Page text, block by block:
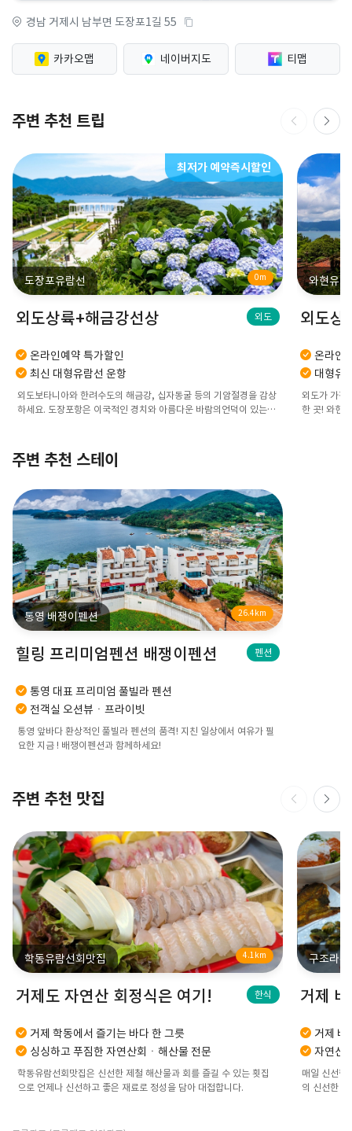
경남 거제시 남부면 도장포1길 55
카카오맵 네이버지도 티맵
주변 추천 트립
최저가 예약즉시할인
도장포유람선 0m
외도상륙+해금강선상 외도
온라인예약 특가할인
최신 대형유람선 운항
외도보타니아와 한려수도의 해금강, 십자동굴 등의 기암절경을 감상
하세요. 도장포항은 이국적인 경치와 아름다운 바람의언덕이 있는
와현유람
외도상
온라인
대형유
외도가 가장
한 곳! 와현
주변 추천 스테이
통영 배쟁이펜션 26.4km
힐링 프리미엄펜션 배쟁이펜션 펜션
통영 대표 프리미엄 풀빌라 펜션
전객실 오션뷰ㆍ프라이빗
통영 앞바다 환상적인 풀빌라 펜션의 품격! 지친 일상에서 여유가 필
요한 지금 ! 배쟁이펜션과 함께하세요!
주변 추천 맛집
학동유람선회맛집 4.1km
거제도 자연산 회정식은 여기! 한식
거제 학동에서 즐기는 바다 한 그릇
싱싱하고 푸짐한 자연산회ㆍ해산물 전문
학동유람선회맛집은 신선한 제철 해산물과 회를 즐길 수 있는 횟집
으로 언제나 신선하고 좋은 재료로 정성을 담아 대접합니다.
구조라횟
거제
거제 바
자연산
매일 신선한
의 신선한